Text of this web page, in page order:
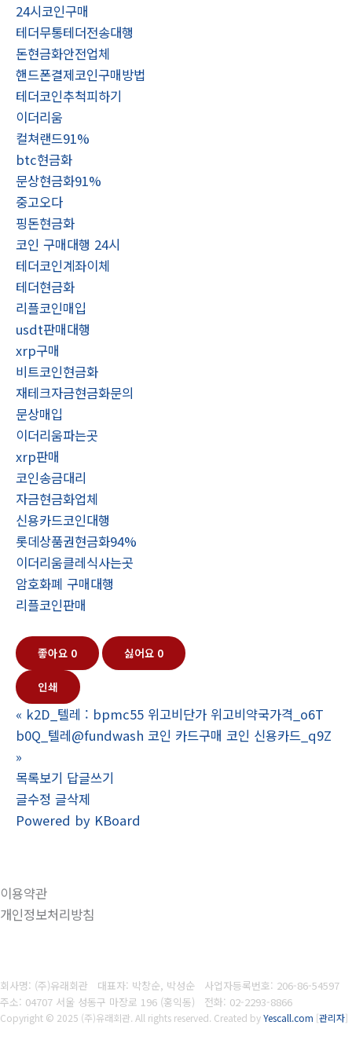
24시코인구매
테더무통테더전송대행
돈현금화안전업체
핸드폰결제코인구매방법
테더코인추척피하기
이더리움
컬쳐랜드91%
btc현금화
문상현금화91%
중고오다
핑돈현금화
코인 구매대행 24시
테더코인계좌이체
테더현금화
리플코인매입
usdt판매대행
xrp구매
비트코인현금화
재테크자금현금화문의
문상매입
이더리움파는곳
xrp판매
코인송금대리
자금현금화업체
신용카드코인대행
롯데상품권현금화94%
이더리움클레식사는곳
암호화폐 구매대행
리플코인판매
좋아요 0 싫어요 0
인쇄
« k2D_텔레 : bpmc55 위고비단가 위고비약국가격_o6T
b0Q_텔레@fundwash 코인 카드구매 코인 신용카드_q9Z
»
목록보기 답글쓰기
글수정 글삭제
Powered by KBoard
이용약관
개인정보처리방침
회사명: (주)유래회관 대표자: 박창순, 박성순 사업자등록번호: 206-86-54597
주소: 04707 서울 성동구 마장로 196 (홍익동) 전화: 02-2293-8866
Copyright © 2025 (주)유래회관. All rights reserved. Created byYescall.com [관리자]